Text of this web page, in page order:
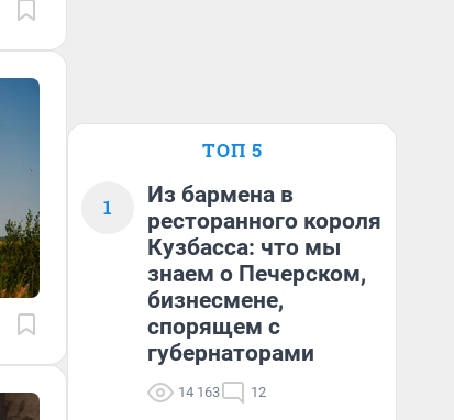
ТОП 5
1
Из бармена в
ресторанного короля
Кузбасса: что мы
знаем о Печерском,
бизнесмене,
спорящем с
губернаторами
14 163 12